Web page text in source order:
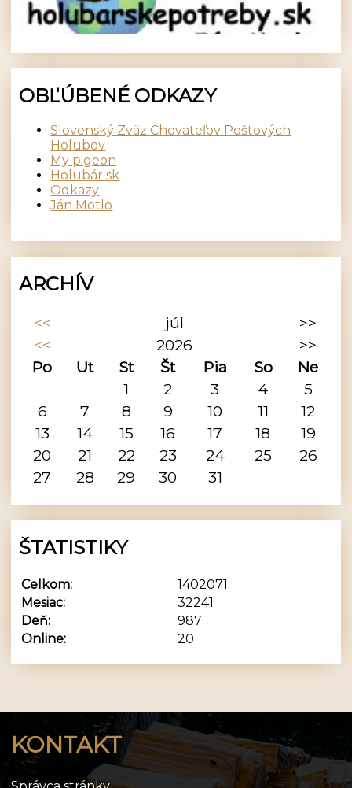
OBĽÚBENÉ ODKAZY
Slovenský Zväz Chovateľov Poštových
Holubov
My pigeon
Holubár sk
Odkazy
Ján Motlo
ARCHÍV
<< júl
>>
<<
2026
>>
Po
Ut St Št Pia So
Ne
1
2 3 4
5
6
7 8 9 10 11
12
13
14 15 16 17 18
19
20
21 22 23 24 25
26
27
28 29 30 31
ŠTATISTIKY
Online: 20
Celkom:
1402071
Mesiac:
32241
Deň:
987
KONTAKT